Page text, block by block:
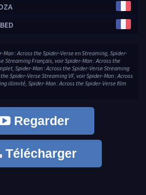
Man : Across the Spider-Verse en Streaming, Spider-
Streaming Français, voir Spider-Man : Across the
Spider-Man : Across the Spider-Verse Streaming
Spider-Verse Streaming VF, voir Spider-Man : Across
illimité, Spider-Man : Across the Spider-Verse film
Regarder
Télécharger